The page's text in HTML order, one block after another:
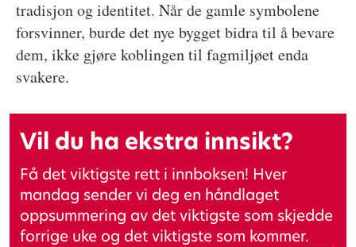
tradisjon og identitet. Når de gamle symbolene
forsvinner, burde det nye bygget bidra til å bevare
dem, ikke gjøre koblingen til fagmiljøet enda
svakere.
Vil du ha ekstra innsikt?
Få det viktigste rett i innboksen! Hver
mandag sender vi deg en håndlaget
oppsummering av det viktigste som skjedde
forrige uke og det viktigste som kommer.